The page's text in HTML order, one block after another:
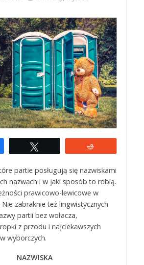
partie posługują się nazwiskami
nazwach i w jaki sposób to robią.
prawicowo-lewicowe w
zabraknie też lingwistycznych
partii bez wołacza,
z przodu i najciekawszych
wyborczych.
NAZWISKA